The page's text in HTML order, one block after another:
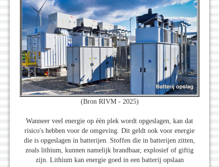
(Bron RIVM - 2025)
Wanneer veel energie op één plek wordt opgeslagen, kan dat
risico's hebben voor de omgeving. Dit geldt ook voor energie
die is opgeslagen in batterijen. Stoffen die in batterijen zitten,
zoals lithium, kunnen namelijk brandbaar, explosief of giftig
zijn. Lithium kan energie goed in een batterij opslaan